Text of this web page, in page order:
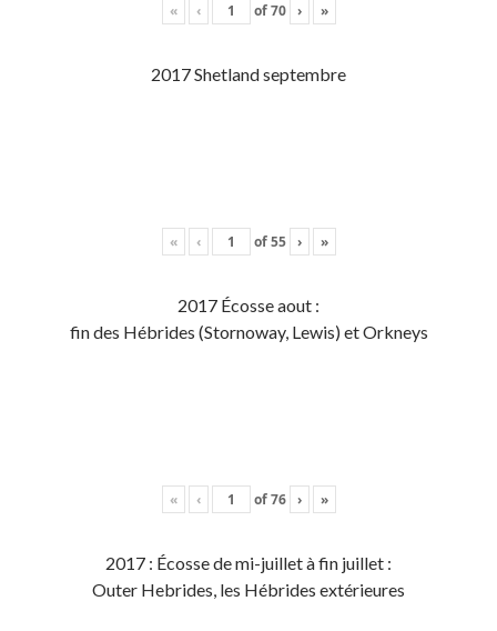
« ‹ of70 › »
2017 Shetland septembre
« ‹ of55 › »
2017 Écosse aout :
fin des Hébrides (Stornoway, Lewis) et Orkneys
« ‹ of76 › »
2017 : Écosse de mi-juillet à fin juillet :
Outer Hebrides, les Hébrides extérieures